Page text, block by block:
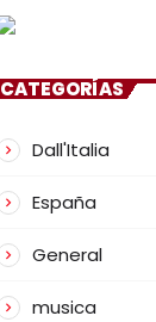
CATEGORÍAS
Dall'Italia
España
General
musica